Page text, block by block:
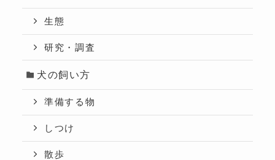
生態
研究・調査
犬の飼い方
準備する物
しつけ
散歩